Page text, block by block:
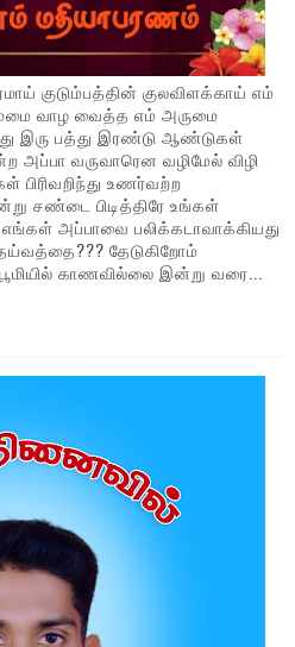
குடும்பத்தின் குலவிளக்காய் எம்
வாழ வைத்த எம் அருமை
இரு பத்து இரண்டு ஆண்டுகள்
வருவாரென வழிமேல் விழி
பிரிவறிந்து உணர்வற்ற
சண்டை பிடித்திரே உங்கள்
அப்பாவை பலிக்கடாவாக்கியது
தேடுகிறோம்
காணவில்லை இன்று வரை...